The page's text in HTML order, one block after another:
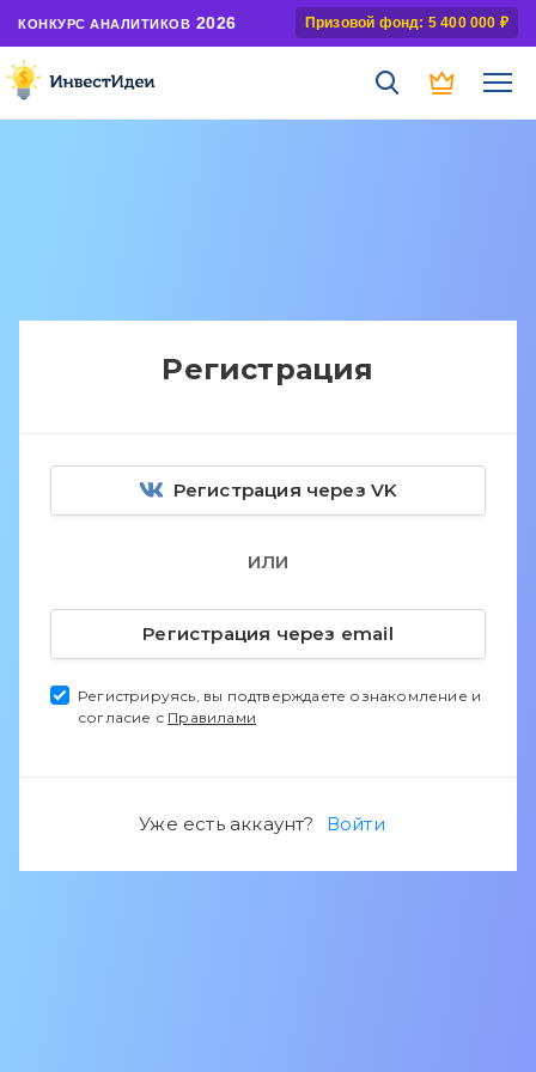
КОНКУРС АНАЛИТИКОВ 2026 Призовой фонд: 5 400 000 ₽
Регистрация
Регистрация через VK
ИЛИ
Регистрация через email
Регистрируясь, вы подтверждаете ознакомление и
согласие с Правилами
Уже есть аккаунт? Войти